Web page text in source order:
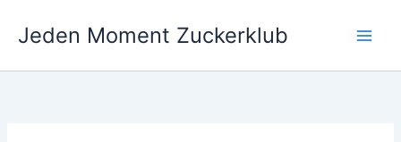
InhaltJeden Moment Zuckerklub